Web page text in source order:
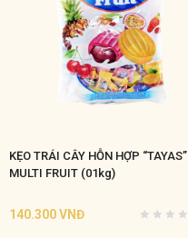
KẸO TRÁI CÂY HỖN HỢP “TAYAS”
MULTI FRUIT (01kg)
140.300VNĐ